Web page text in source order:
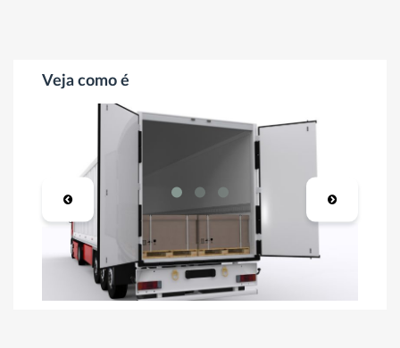
Veja como é